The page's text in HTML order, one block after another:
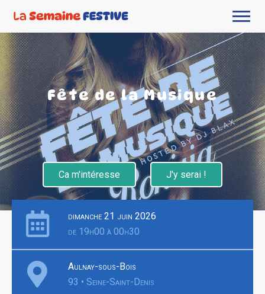
Fête de la Musique
Ca m'intéresse J'y serai !
dimanche 21 juin 2026
de 19h00 à 00h30
Aulnay-sous-Bois
93 • Seine-Saint-Denis